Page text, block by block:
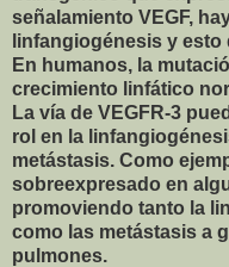
señalamiento VEGF,
linfangiogénesis y
En humanos, la
crecimiento linfático
La vía de VEGFR-3
rol en la
metástasis. Como
sobreexpresado en
promoviendo tanto la
como las metástasis a
pulmones.